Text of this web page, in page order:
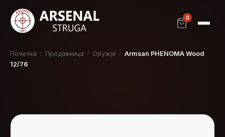
0
Почетна / Продавница / Оружје / Armsan PHENOMA Wood
12/76